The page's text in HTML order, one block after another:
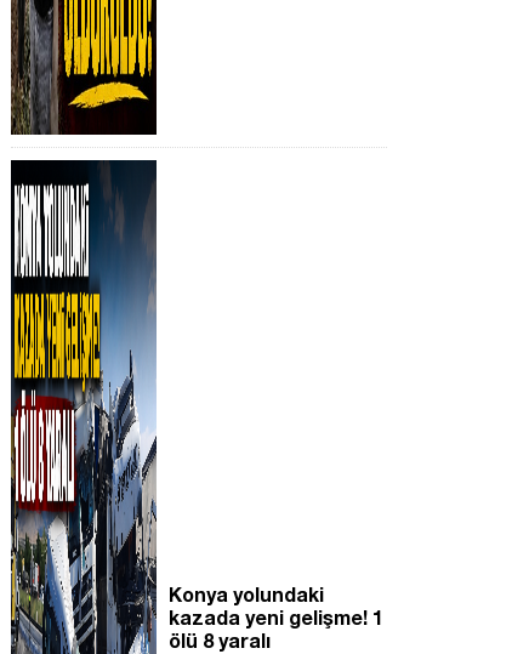
Konya yolundaki
kazada yeni gelişme! 1
ölü 8 yaralı